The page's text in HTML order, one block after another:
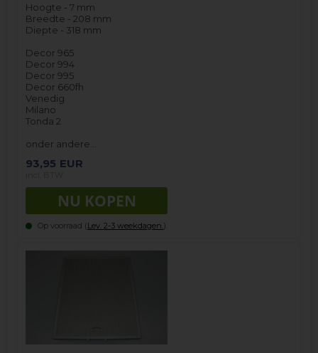
Hoogte - 7 mm
Breedte - 208 mm
Diepte - 318 mm
Decor 965
Decor 994
Decor 995
Decor 660fh
Venedig
Milano
Tonda 2
onder andere…
93,95 EUR
Op voorraad (Lev. 2-3 weekdagen. ).